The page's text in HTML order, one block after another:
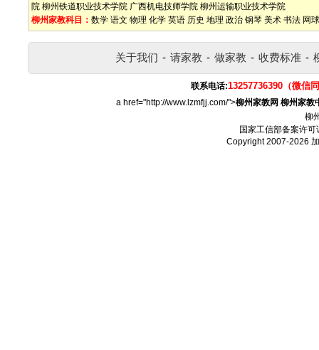
院 柳州铁道职业技术学院 广西机电技师学院 柳州运输职业技术学院
柳州家教科目： 数学 语文 物理 化学 英语 历史 地理 政治 钢琴 美术 书法 网球
关于我们 - 请家教 - 做家教 - 收费标准 -
联系电话:13257736390（微信
a href="http://www.lzmfjj.com/">柳州家教网 柳州家教
柳
国家工信部备案许可
Copyright 2007-2026